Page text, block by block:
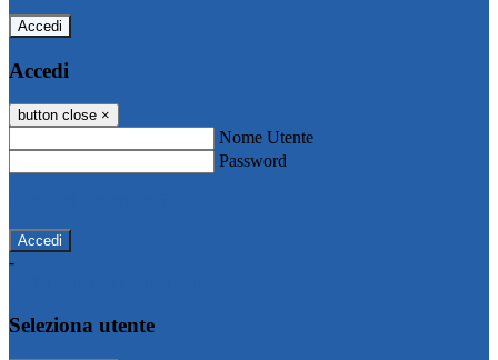
Accedi
Accedi
button close ×
Nome Utente
Password
-
Seleziona utente